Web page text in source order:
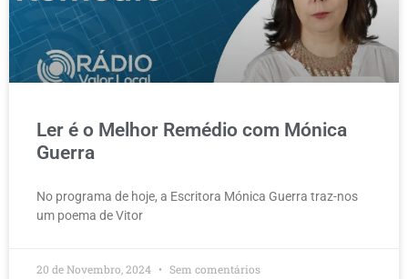
Ler é o Melhor Remédio com Mónica
Guerra
No programa de hoje, a Escritora Mónica Guerra traz-nos
um poema de Vitor
20 de Novembro, 2024 Sem comentários